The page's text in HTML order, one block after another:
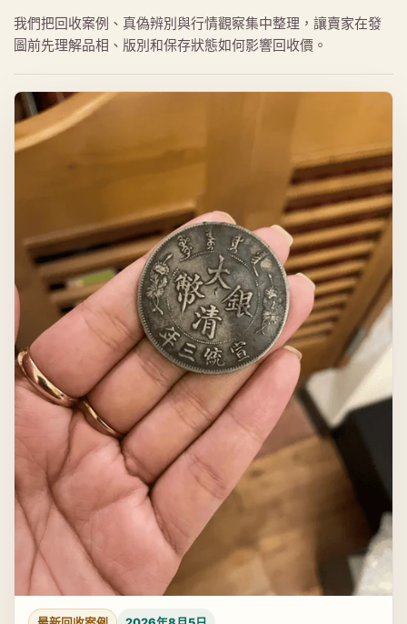
我們把回收案例、真偽辨別與行情觀察集中整理，讓賣家在發
圖前先理解品相、版別和保存狀態如何影響回收價。